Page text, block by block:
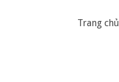
Trang chủ